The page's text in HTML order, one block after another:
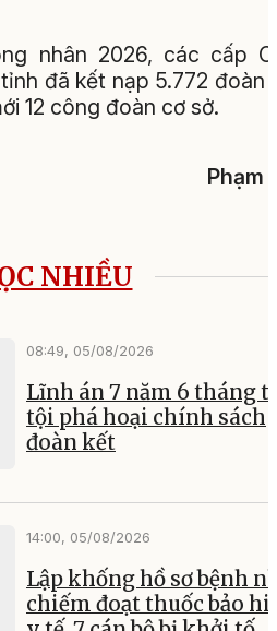
nhân 2026, các cấp
đã kết nạp 5.772 đoàn
12 công đoàn cơ sở.
Phạm
NHIỀU
08:49, 05/08/2026
Lĩnh án 7 năm 6 tháng
tội phá hoại chính sách
đoàn kết
14:00, 05/08/2026
Lập khống hồ sơ bệnh
chiếm đoạt thuốc bảo